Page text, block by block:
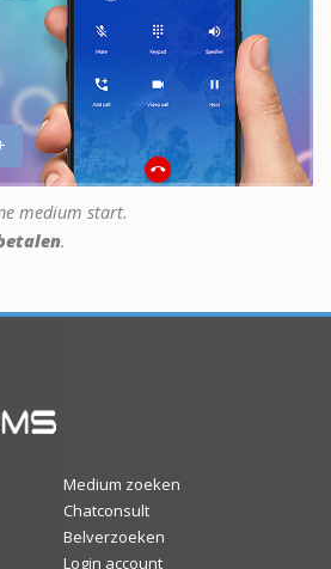
medium start.
.
Medium zoeken
Chatconsult
Belverzoeken
Login account